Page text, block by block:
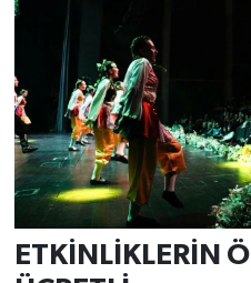
ETKİNLİKLERİN